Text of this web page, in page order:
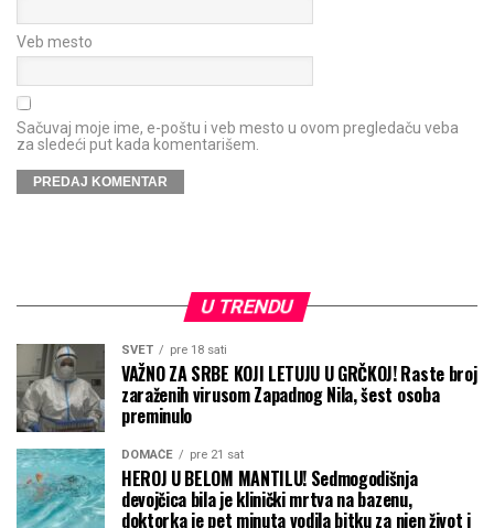
Veb mesto
Sačuvaj moje ime, e-poštu i veb mesto u ovom pregledaču veba
za sledeći put kada komentarišem.
U TRENDU
SVET pre 18 sati
VAŽNO ZA SRBE KOJI LETUJU U GRČKOJ! Raste broj
zaraženih virusom Zapadnog Nila, šest osoba
preminulo
DOMAĆE pre 21 sat
HEROJ U BELOM MANTILU! Sedmogodišnja
devojčica bila je klinički mrtva na bazenu,
doktorka je pet minuta vodila bitku za njen život i